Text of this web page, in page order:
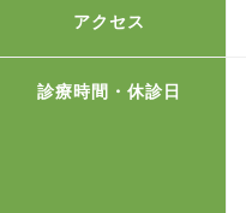
アクセス
診療時間・休診日